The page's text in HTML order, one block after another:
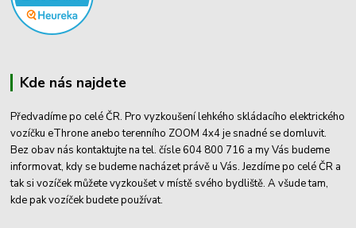
Kde nás najdete
Předvadíme po celé ČR. Pro vyzkoušení lehkého skládacího elektrického
vozíčku eThrone anebo terenního ZOOM 4x4 je snadné se domluvit.
Bez obav nás kontaktujte na tel. čísle 604 800 716 a my Vás budeme
informovat, kdy se budeme nacházet právě u Vás. Jezdíme po celé ČR a
tak si vozíček můžete vyzkoušet v místě svého bydliště. A všude tam,
kde pak vozíček budete používat.